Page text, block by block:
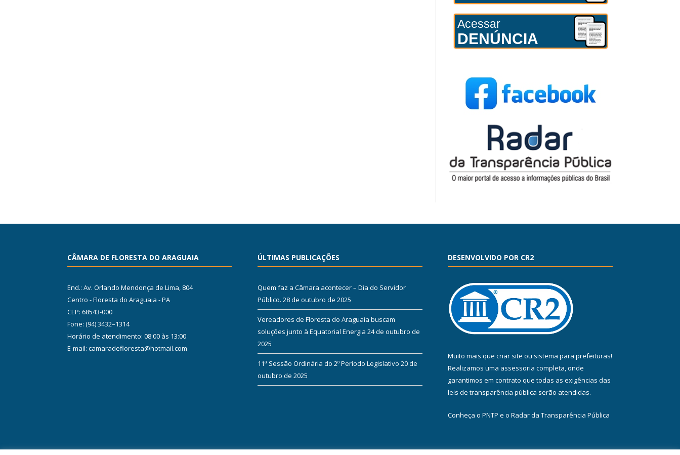
Acessar
DENÚNCIA
CÂMARA DE FLORESTA DO ARAGUAIA
End.: Av. Orlando Mendonça de Lima, 804
Centro - Floresta do Araguaia - PA
CEP: 68543-000
Fone: (94) 3432–1314
Horário de atendimento: 08:00 às 13:00
E-mail: camaradefloresta@hotmail.com
ÚLTIMAS PUBLICAÇÕES
Quem faz a Câmara acontecer – Dia do Servidor
Público. 28 de outubro de 2025
Vereadores de Floresta do Araguaia buscam
soluções junto à Equatorial Energia 24 de outubro de
2025
11ª Sessão Ordinária do 2º Período Legislativo 20 de
outubro de 2025
DESENVOLVIDO POR CR2
Muito mais que criar site ou sistema para prefeituras!
Realizamos uma assessoria completa, onde
garantimos em contrato que todas as exigências das
leis de transparência pública serão atendidas.
Conheça o PNTP e o Radar da Transparência Pública